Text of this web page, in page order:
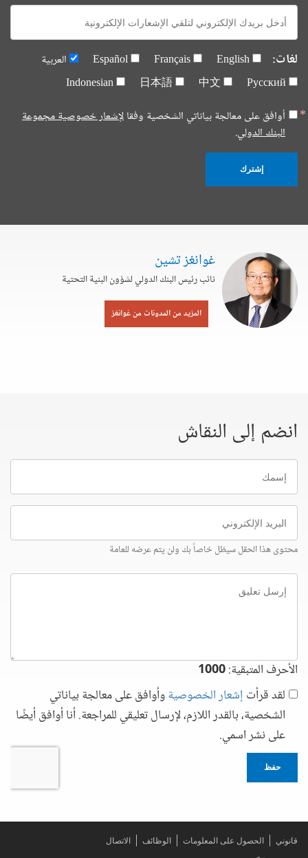
E-
mail:
لغات: English
Français
Español
العربية
Русский
中文
日本語
Indonesian
أوافق على معالجة بياناتي الشخصية وفقالإشعار خصوصية مجموعة
البنك الدولي.
إشترك
غوانغز تشين
نائب رئيس البنك الدولي لشؤون البنية التحتية
المزيد من المدونات من غوانغز
انضم إلى النقاش
إسمك
البريد
الإلكتروني
محتوى هذا الحقل سيظل خاصاً بك ولن يتم عرضه للعامة
إرسل
تعليق
الأحرف المتبقية:1000
لقد قرأت إشعار الخصوصيةوأوافق على معالجة بياناتي
الشخصية، بالقدر اللازم، لإرسال تعليقي للمراجعة. أنا أوافق أيضًا
على نشر اسمي.
حفظ
قانوني الحصول على المعلومات الوظائف
الاتصال